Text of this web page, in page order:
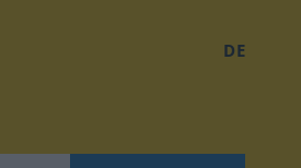
DE